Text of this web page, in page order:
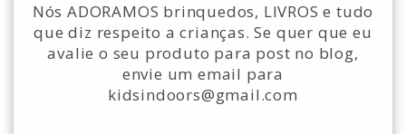
Nós ADORAMOS brinquedos, LIVROS e tudo
que diz respeito a crianças. Se quer que eu
avalie o seu produto para post no blog,
envie um email para
kidsindoors@gmail.com